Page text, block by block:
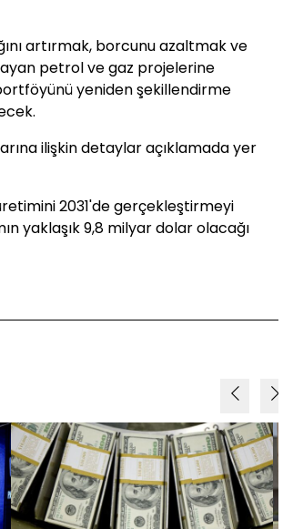
artırmak, borcunu azaltmak ve
petrol ve gaz projelerine
yeniden şekillendirme
ilişkin detaylar açıklamada yer
2031'de gerçekleştirmeyi
yaklaşık 9,8 milyar dolar olacağı